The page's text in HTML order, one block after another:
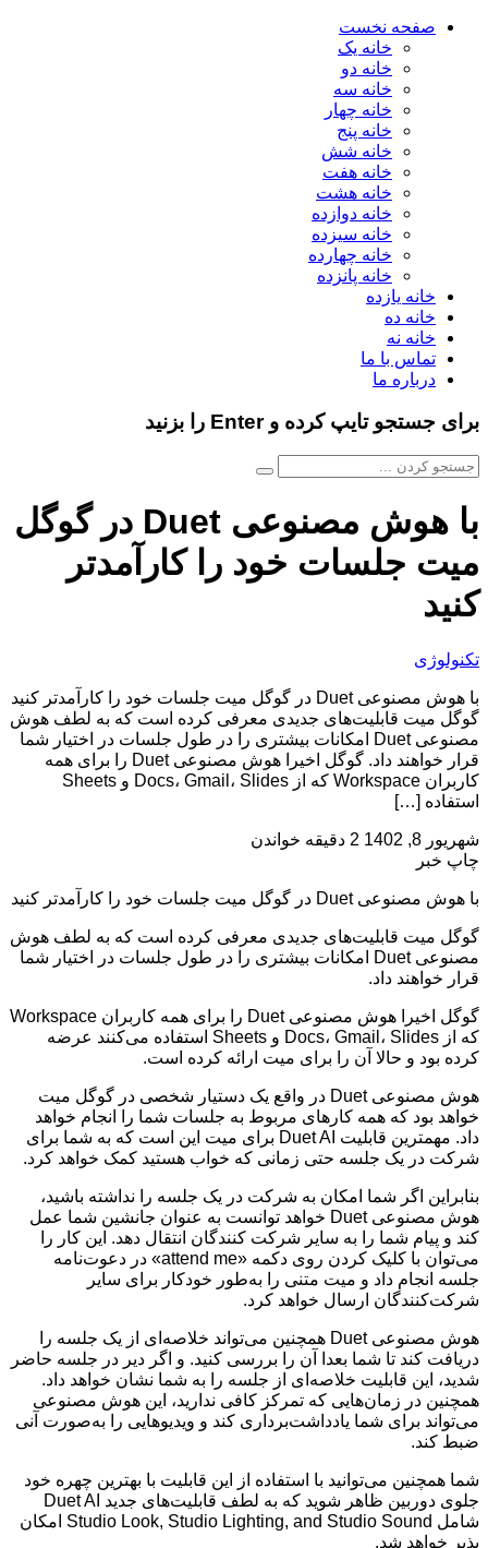
صفحه نخست
خانه یک
خانه دو
خانه سه
خانه چهار
خانه پنج
خانه شش
خانه هفت
خانه هشت
خانه دوازده
خانه سیزده
خانه چهارده
خانه پانزده
خانه یازده
خانه ده
خانه نه
تماس با ما
درباره ما
برای جستجو تایپ کرده و Enter را بزنید
با هوش مصنوعی Duet در گوگل
میت جلسات خود را کارآمدتر
کنید
تکنولوژی
با هوش مصنوعی Duet در گوگل میت جلسات خود را کارآمدتر کنید
گوگل میت قابلیت‌های جدیدی معرفی کرده است که به لطف هوش
مصنوعی Duet امکانات بیشتری را در طول جلسات در اختیار شما
قرار خواهند داد. گوگل اخیرا هوش مصنوعی Duet را برای همه
کاربران Workspace که از Docs، Gmail، Slides و Sheets
استفاده […]
شهریور 8, 1402
2 دقیقه خواندن
چاپ خبر
با هوش مصنوعی Duet در گوگل میت جلسات خود را کارآمدتر کنید
گوگل میت قابلیت‌های جدیدی معرفی کرده است که به لطف هوش
مصنوعی Duet امکانات بیشتری را در طول جلسات در اختیار شما
قرار خواهند داد.
گوگل اخیرا هوش مصنوعی Duet را برای همه کاربران Workspace
که از Docs، Gmail، Slides و Sheets استفاده می‌کنند عرضه
کرده بود و حالا آن را برای میت ارائه کرده است.
هوش مصنوعی Duet در واقع یک دستیار شخصی در گوگل میت
خواهد بود که همه کارهای مربوط به جلسات شما را انجام خواهد
داد. مهمترین قابلیت Duet AI برای میت این است که به شما برای
شرکت در یک جلسه حتی زمانی که خواب هستید کمک خواهد کرد.
بنابراین اگر شما امکان به شرکت در یک جلسه را نداشته باشید،
هوش مصنوعی Duet خواهد توانست به عنوان جانشین شما عمل
کند و پیام شما را به سایر شرکت کنندگان انتقال دهد. این کار را
می‌توان با کلیک کردن روی دکمه «attend me» در دعوت‌نامه
جلسه انجام داد و میت متنی را به‌طور خودکار برای سایر
شرکت‌کنندگان ارسال خواهد کرد.
هوش مصنوعی Duet همچنین می‌تواند خلاصه‌ای از یک جلسه را
دریافت کند تا شما بعدا آن را بررسی کنید. و اگر دیر در جلسه حاضر
شدید، این قابلیت خلاصه‌‌ای از جلسه را به شما نشان خواهد داد.
همچنین در زمان‌هایی که تمرکز کافی ندارید، این هوش مصنوعی
می‌تواند برای شما یادداشت‌برداری کند و ویدیوهایی را به‌صورت آنی
ضبط کند.
شما همچنین می‌توانید با استفاده از این قابلیت با بهترین چهره خود
جلوی دوربین ظاهر شوید که به لطف قابلیت‌های جدید Duet AI
شامل Studio Look, Studio Lighting, and Studio Sound امکان
پذیر خواهد شد.